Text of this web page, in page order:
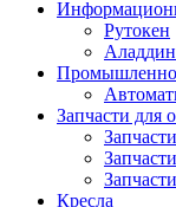
Рутокен
Запчасти для
Кресла